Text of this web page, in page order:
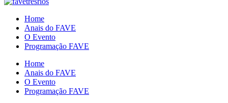
Home
Anais do FAVE
O Evento
Programação FAVE
Home
Anais do FAVE
O Evento
Programação FAVE